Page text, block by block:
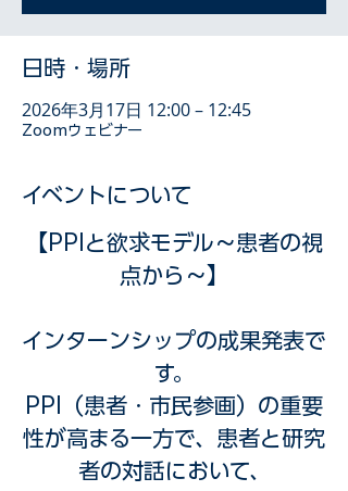
日時・場所
2026年3月17日 12:00 – 12:45
Zoomウェビナー
イベントについて
【PPIと欲求モデル～患者の視
点から～】
インターンシップの成果発表で
す。
PPI（患者・市民参画）の重要
性が高まる一方で、患者と研究
者の対話において、